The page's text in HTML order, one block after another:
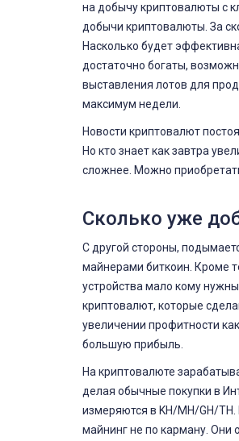
на добычу криптовалюты с
добычи криптовалюты. За
Насколько будет
достаточно богаты,
выставления лотов для
максимум недели.
Новости криптовалют
Но кто знает как завтра
сложнее. Можно
Сколько уже
С другой стороны,
майнерами биткоин. Кроме
устройства мало кому
криптовалют, которые
увеличении профитности
большую прибыль.
На криптовалюте
делая обычные покупки в
измеряются в KH/MH/GH/
майнинг не по карману. Они